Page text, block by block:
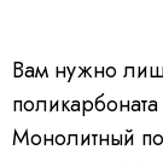
Вам нужно
Монолитный